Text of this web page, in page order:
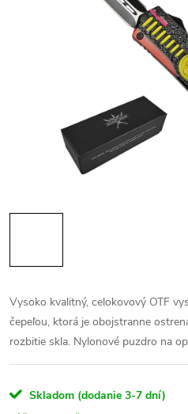
Vysoko kvalitný, celokovový OTF
čepeľou, ktorá je obojstranne
rozbitie skla. Nylonové puzdro na
Skladom (dodanie 3-7 dní)